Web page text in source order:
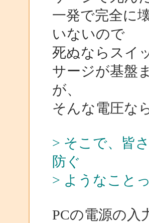
一発で完全に
いないので
死ぬならスイ
サージが基盤
が、
そんな電圧な
> そこで、皆
防ぐ
> ようなこと
PCの電源の入